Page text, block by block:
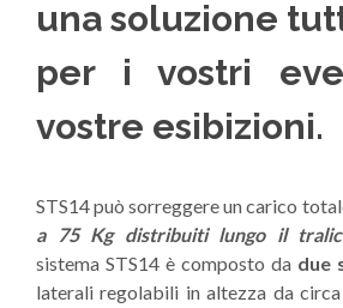
una soluzione
per i vostri
vostre esibizioni.
STS14 può sorreggere un carico
a 75 Kg distribuiti lungo il
sistema STS14 è composto da due
laterali regolabili in altezza da